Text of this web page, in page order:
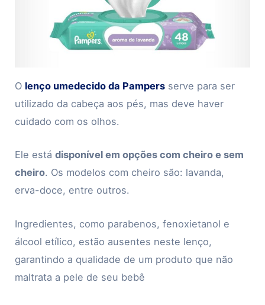
O lenço umedecido da Pampers serve para ser
utilizado da cabeça aos pés, mas deve haver
cuidado com os olhos.
Ele estádisponível em opções com cheiro e sem
cheiro. Os modelos com cheiro são: lavanda,
erva-doce, entre outros.
Ingredientes, como parabenos, fenoxietanol e
álcool etílico, estão ausentes neste lenço,
garantindo a qualidade de um produto que não
maltrata a pele de seu bebê